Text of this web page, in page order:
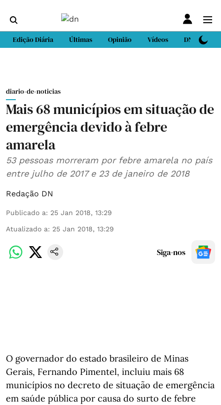
Edição Diária Últimas Opinião Vídeos DN Sport
diario-de-noticias
Mais 68 municípios em situação de
emergência devido à febre
amarela
53 pessoas morreram por febre amarela no país
entre julho de 2017 e 23 de janeiro de 2018
Redação DN
Publicado a: 25 Jan 2018, 13:29
Atualizado a: 25 Jan 2018, 13:29
Siga-nos
O governador do estado brasileiro de Minas
Gerais, Fernando Pimentel, incluiu mais 68
municípios no decreto de situação de emergência
em saúde pública por causa do surto de febre